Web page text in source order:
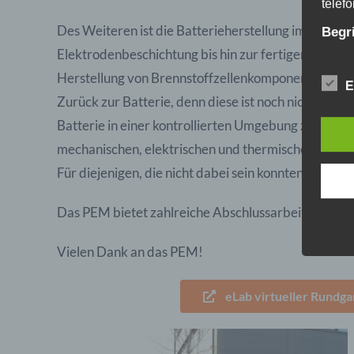
Des Weiteren ist die Batterieherstellung im PEM
Elektrodenbeschichtung bis hin zur fertigen
Herstellung von Brennstoffzellenkomponenten,
Zurück zur Batterie, denn diese ist noch nicht
Batterie in einer kontrollierten Umgebung zum
mechanischen, elektrischen und thermischen
Für diejenigen, die nicht dabei sein konnten, gibt
Das PEM bietet zahlreiche Abschlussarbeiten
Vielen Dank an das PEM!
eLab virtueller
dies
Wir